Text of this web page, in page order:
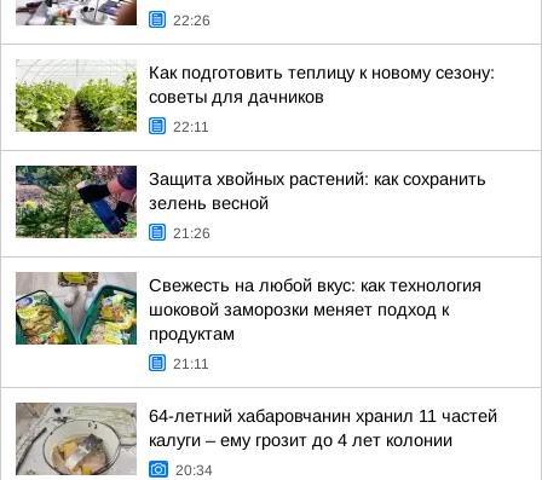
22:26
Как подготовить теплицу к новому сезону:
советы для дачников
22:11
Защита хвойных растений: как сохранить
зелень весной
21:26
Свежесть на любой вкус: как технология
шоковой заморозки меняет подход к
продуктам
21:11
64-летний хабаровчанин хранил 11 частей
калуги – ему грозит до 4 лет колонии
20:34